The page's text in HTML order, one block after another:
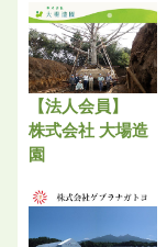
【法人会員】
株式会社 大場造
園